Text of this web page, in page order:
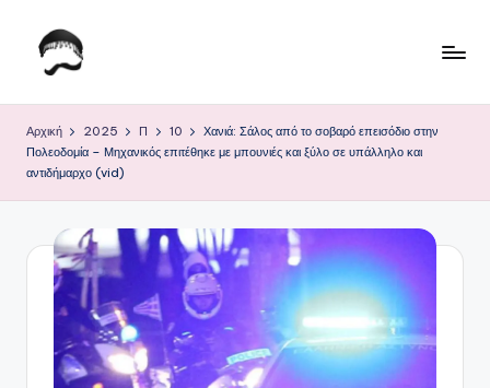
Μετάβαση
ο
Κ
α
θ
Αρχική 2025 Π 10
Χανιά: Σάλος από το σοβαρό επεισόδιο στην
Πολεοδομία – Μηχανικός επιτέθηκε με μπουνιές και ξύλο σε υπάλληλο και
αντιδήμαρχο (vid)